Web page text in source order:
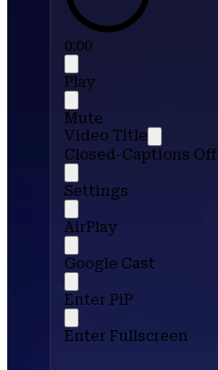
0:00
Play
Mute
Video Title
Closed-Captions Off
Settings
AirPlay
Google Cast
Enter PiP
Enter Fullscreen